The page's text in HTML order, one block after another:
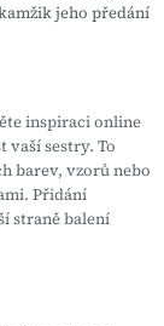
jeho předání
inspiraci online
vaší sestry. To
barev, vzorů nebo
Přidání
straně balení